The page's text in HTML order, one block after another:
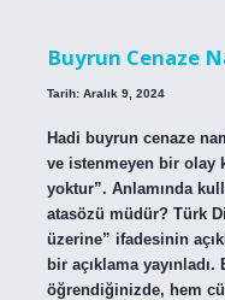
Buyrun Cenaze
Tarih: Aralık 9, 2024
Hadi buyrun cenaze
ve istenmeyen bir olay
yoktur”. Anlamında
atasözü müdür? Türk
üzerine” ifadesinin
bir açıklama yayınladı.
öğrendiğinizde, hem